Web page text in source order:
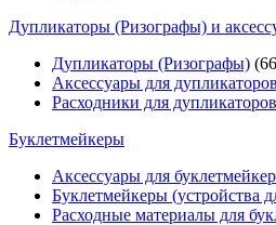
Дупликаторы (Ризографы) и
Дупликаторы (Ризографы)
Аксессуары для
Расходники для
Буклетмейкеры
Аксессуары для
Буклетмейкеры (устройства
Расходные материалы для